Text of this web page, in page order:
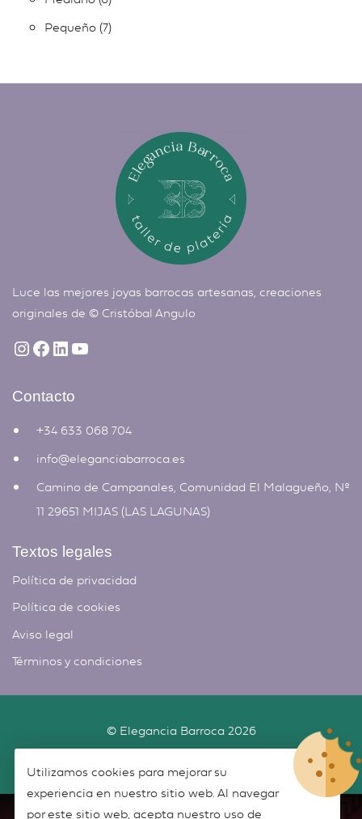
Pequeño 7
Luce las mejores joyas barrocas artesanas, creaciones
originales de © Cristóbal Angulo
Contacto
+34 633 068 704
info@eleganciabarroca.es
Camino de Campanales, Comunidad El Malagueño, Nº
11 29651 MIJAS (LAS LAGUNAS)
Textos legales
Política de privacidad
Política de cookies
Aviso legal
Términos y condiciones
© Elegancia Barroca2026
Utilizamos cookies para mejorar su
experiencia en nuestro sitio web. Al navegar
por este sitio web, acepta nuestro uso de